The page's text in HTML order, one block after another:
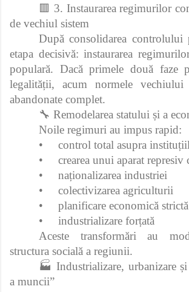
🟥 3. Instaurarea regimurilor
de vechiul sistem
După consolidarea
etapa decisivă: instaurarea
populară. Dacă primele două faze
legalității, acum normele
abandonate complet.
🔧 Remodelarea statului și a
Noile regimuri au impus rapid:
•
control total asupra
•
crearea unui aparat represiv
•
naționalizarea industriei
•
colectivizarea agriculturii
•
planificare economică strictă
•
industrializare forțată
Aceste transformări au
structura socială a regiunii.
🏭 Industrializare, urbanizare și
a muncii”